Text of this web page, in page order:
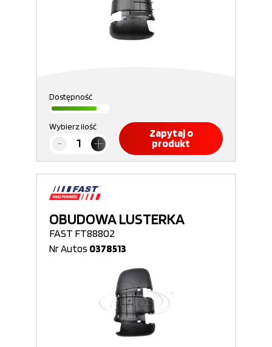
Dostępność
Wybierz ilość
Zapytaj o
produkt
OBUDOWA LUSTERKA
FAST FT88802
Nr Autos 0378513